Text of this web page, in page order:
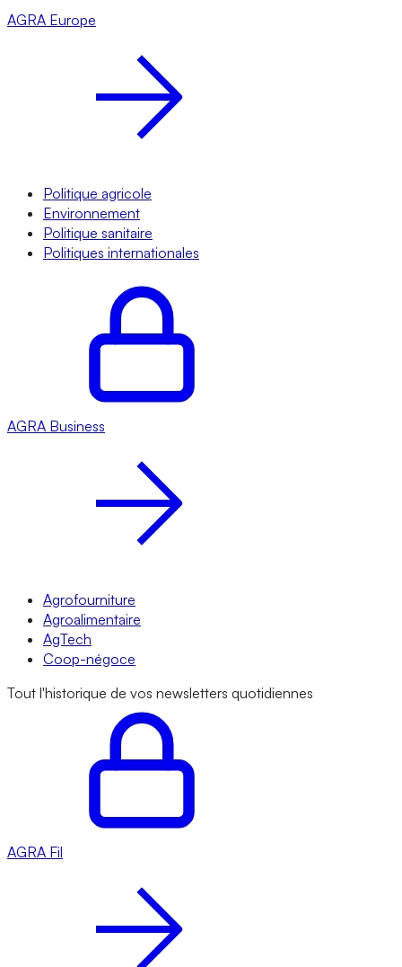
AGRA Europe
Politique agricole
Environnement
Politique sanitaire
Politiques internationales
AGRA Business
Agrofourniture
Agroalimentaire
AgTech
Coop-négoce
Tout l'historique de vos newsletters quotidiennes
AGRA Fil